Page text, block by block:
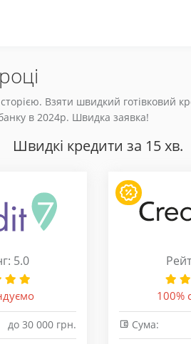
Взяти швидкий готівковий
в 2024р. Швидка заявка!
Швидкі кредити за 15 хв.
5.0
до 30 000 грн.
100%
Сума: